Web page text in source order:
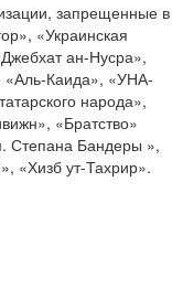
запрещенные в
«Украинская
ан-Нусра»,
«Аль-Каида», «УНА-
народа»,
«Братство»
Степана Бандеры »,
«Хизб ут-Тахрир».